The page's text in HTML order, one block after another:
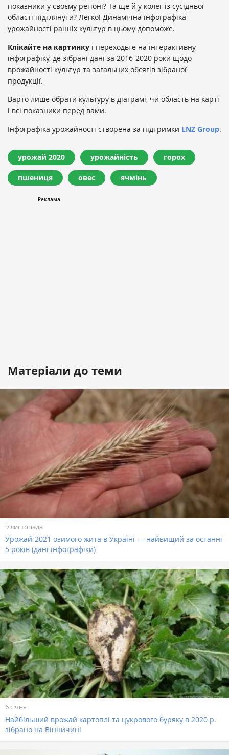
показники у своєму регіоні? Та ще й у колег із сусідньої
області підглянути? Легко! Динамічна інфографіка
урожайності ранніх культур в цьому допоможе.
Клікайте на картинку і переходьте на інтерактивну
інфографіку, де зібрані дані за 2016-2020 роки щодо
врожайності культур та загальних обсягів зібраної
продукції.
Варто лише обрати культуру в діаграмі, чи область на карті
і всі показники перед вами.
Інфографіка урожайності створена за підтримки LNZ Group.
урожай 2020 урожайність горох
пшениця овес ячмінь
Матеріали до теми
9 листопада
Урожай-2021 озимого жита в Україні — найвищий за останні
5 років (дані інфографіки)
6 січня
Найбільший врожай картоплі та цукрового буряку в 2020 р.
зібрано на Вінничині